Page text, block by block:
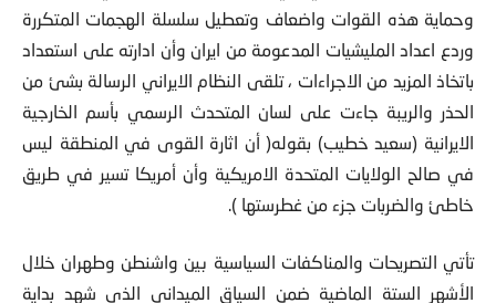
وحماية هذه القوات واضعاف وتعطيل سلسلة الهجمات المتكررة
وردع اعداد المليشيات المدعومة من ايران وأن ادارته على استعداد
باتخاذ المزيد من الاجراءات ، تلقى النظام الايراني الرسالة بشئ من
الحذر والريبة جاءت على لسان المتحدث الرسمي بأسم الخارجية
الايرانية (سعيد خطيب) بقوله( أن اثارة القوى في المنطقة ليس
في صالح الولايات المتحدة الامريكية وأن أمريكا تسير في طريق
خاطئ والضربات جزء من غطرستها ).
تأتي التصريحات والمناكفات السياسية بين واشنطن وطهران خلال
الأشهر الستة الماضية ضمن السياق الميداني الذي شهد بداية